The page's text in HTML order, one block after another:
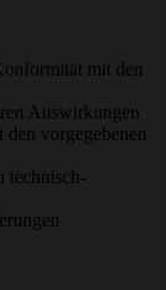
mit den
Auswirkungen
vorgegebenen
technisch-